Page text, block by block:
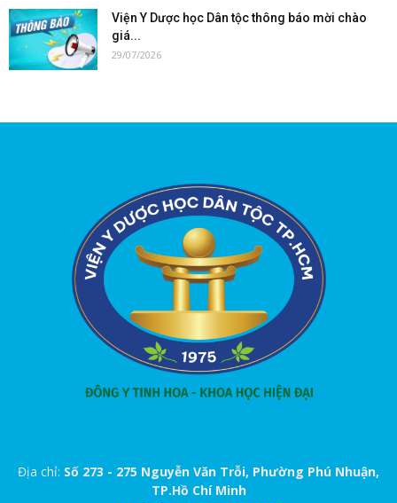
Viện Y Dược học Dân tộc thông báo mời chào
giá...
29/07/2026
Địa chỉ: Số 273 - 275 Nguyễn Văn Trỗi, Phường Phú Nhuận,
TP.Hồ Chí Minh